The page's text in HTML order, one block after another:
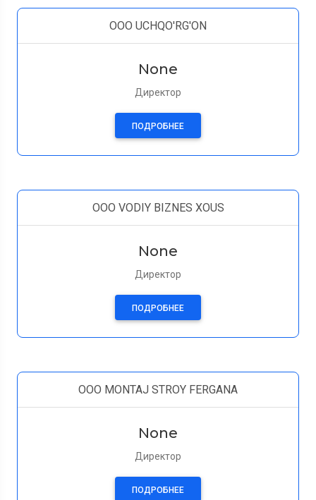
OOO UCHQO'RG'ON
None
Директор
ПОДРОБНЕЕ
OOO VODIY BIZNES XOUS
None
Директор
ПОДРОБНЕЕ
OOO MONTAJ STROY FERGANA
None
Директор
ПОДРОБНЕЕ